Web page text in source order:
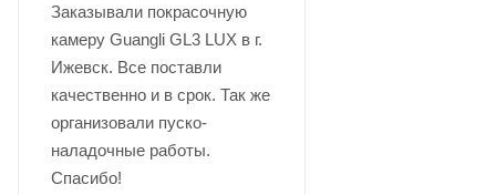
Заказывали покрасочную
камеру Guangli GL3 LUX в г.
Ижевск. Все поставли
качественно и в срок. Так же
организовали пуско-
наладочные работы.
Спасибо!